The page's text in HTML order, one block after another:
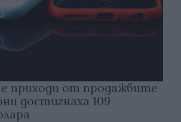
приходи от продажбите
достигнаха 109